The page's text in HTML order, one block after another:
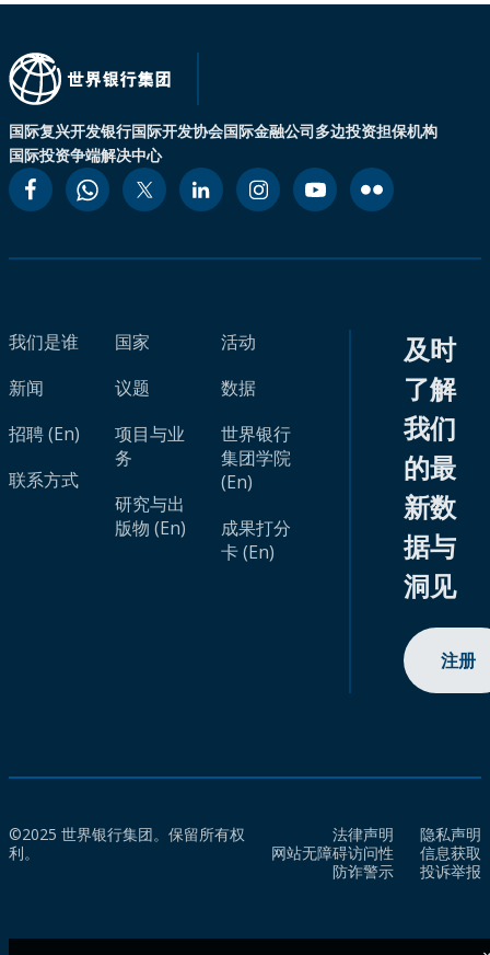
国际复兴开发银行国际开发协会国际金融公司多边投资担保机构
国际投资争端解决中心
我们是谁
新闻
招聘 (En)
联系方式
国家
议题
项目与业
务
研究与出
版物 (En)
活动
数据
世界银行
集团学院
(En)
成果打分
卡 (En)
及时
了解
我们
的最
新数
据与
洞见
注册
©2025 世界银行集团。保留所有权
利。
法律声明
隐私声明
网站无障碍访问性
信息获取
防诈警示
投诉举报